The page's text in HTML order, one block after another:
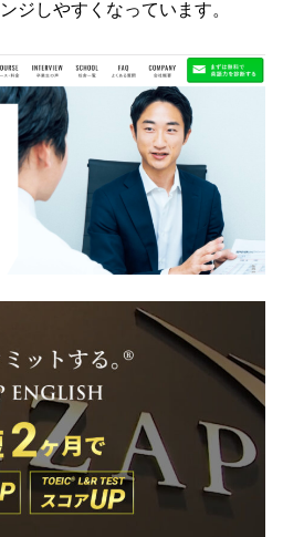
ジしやすくなっています。